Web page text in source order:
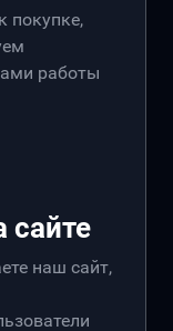
покупке,
работы
сайте
наш сайт,